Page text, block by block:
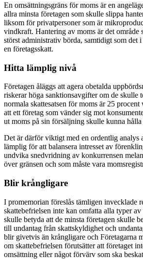
En omsättningsgräns för moms är en
allra minsta företagen som skulle slippa
liksom för privatpersoner som är
vindkraft. Hantering av moms är det område
störst administrativ börda, samtidigt som det
en företagsskatt.
Hitta lämplig nivå
Företagen åläggs att agera obetalda
riskerar höga sanktionsavgifter om de skulle
normala skattesatsen för moms är 25
att ett företag som vänder sig mot
ut moms på sin försäljning skulle kunna hålla
Det är därför viktigt med en ordentlig analys
lämplig för att balansera intresset av
undvika snedvridning av konkurrensen
över gränsen och som måste vara
Blir krångligare
I promemorian föreslås tämligen invecklade
skattebefrielsen inte kan omfatta alla typer
skulle betyda att de minsta företagen skulle
till undantag från skattskyldighet och
blir givetvis än krångligare och Företagarna
om skattebefrielsen förutsätter att företaget
omsättning eller något förvärv som ska